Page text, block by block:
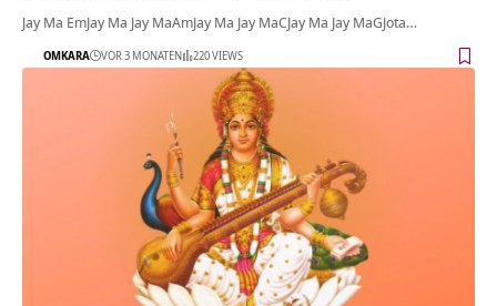
Jay Ma EmJay Ma Jay MaAmJay Ma Jay MaCJay Ma Jay MaGJota…
OMKARA VOR 3 MONATEN 220 VIEWS